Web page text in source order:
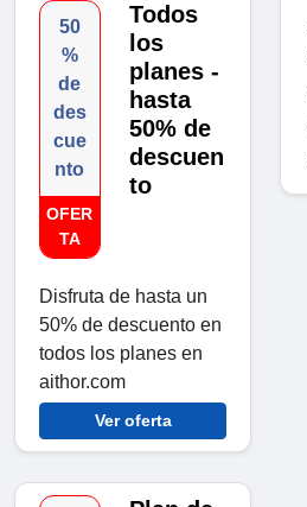
50
%
de
des
cue
nto
OFER
TA
Todos
los
planes -
hasta
50% de
descuen
to
Disfruta de hasta un
50% de descuento en
todos los planes en
aithor.com
Ver oferta